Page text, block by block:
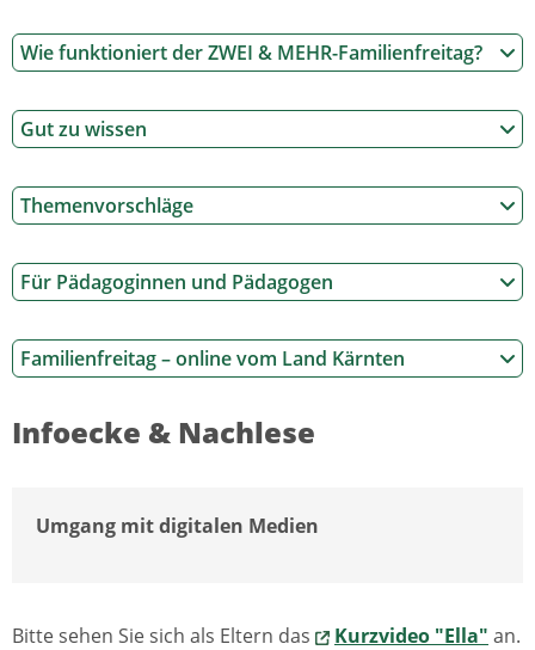
Wie funktioniert der ZWEI & MEHR-Familienfreitag?
Gut zu wissen
Themenvorschläge
Für Pädagoginnen und Pädagogen
Familienfreitag – online vom Land Kärnten
Infoecke & Nachlese
Umgang mit digitalen Medien
Bitte sehen Sie sich als Eltern das Kurzvideo "Ella" an.